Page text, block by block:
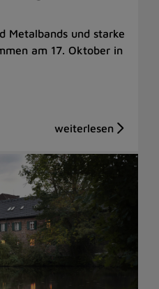
Metalbands und starke
am 17. Oktober in